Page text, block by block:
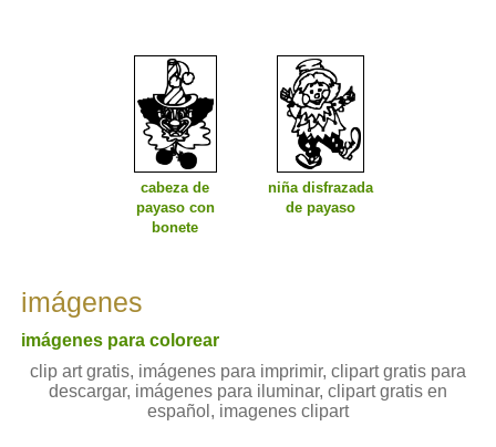
cabeza de
payaso con
bonete
niña disfrazada
de payaso
imágenes
imágenes para colorear
clip art gratis, imágenes para imprimir, clipart gratis para
descargar, imágenes para iluminar, clipart gratis en
español, imagenes clipart